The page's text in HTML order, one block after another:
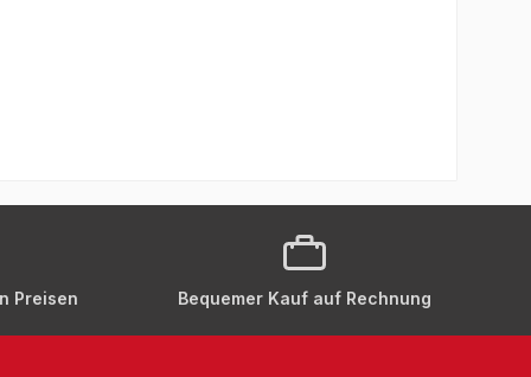
Preisen Bequemer Kauf auf Rechnung